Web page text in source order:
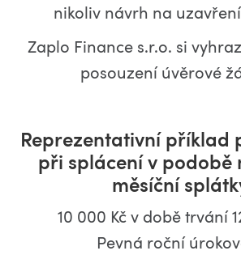
nikoliv návrh na
Zaplo Finance s.r.o. si
posouzení úvěrové
Reprezentativní příklad
při splácení v podobě
měsíční
10 000 Kč v době trvání
Pevná roční